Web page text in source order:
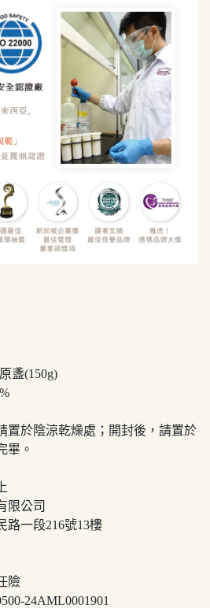
盞(150g)
置於陰涼乾燥處；開封後，請置於
畢。
限公司
路一段216號13樓
險
24AML0001901